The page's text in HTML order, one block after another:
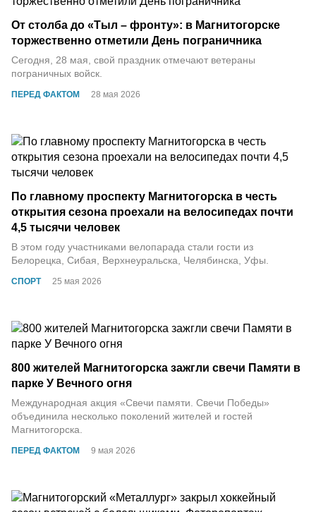
ПЕРЕД ФАКТОМ 28 мая 2026
От столба до «Тыл – фронту»: в Магнитогорске
торжественно отметили День пограничника
Сегодня, 28 мая, свой праздник отмечают ветераны
пограничных войск.
СПОРТ 25 мая 2026
По главному проспекту Магнитогорска в честь
открытия сезона проехали на велосипедах почти
4,5 тысячи человек
В этом году участниками велопарада стали гости из
Белорецка, Сибая, Верхнеуральска, Челябинска, Уфы.
ПЕРЕД ФАКТОМ 9 мая 2026
800 жителей Магнитогорска зажгли свечи Памяти в
парке У Вечного огня
Международная акция «Свечи памяти. Свечи Победы»
объединила несколько поколений жителей и гостей
Магнитогорска.